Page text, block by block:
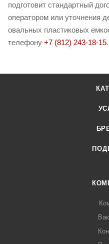
подготовит стандартный
оператором или уточнения
овальных пластиковых
телефону +7 (812) 243-18-15.